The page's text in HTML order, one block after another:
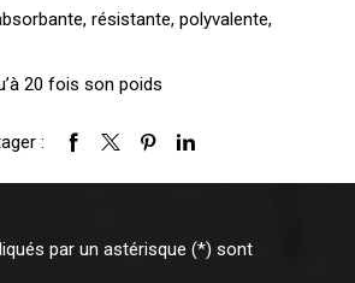
résistante, polyvalente,
20 fois son poids
:
par un astérisque (*) sont